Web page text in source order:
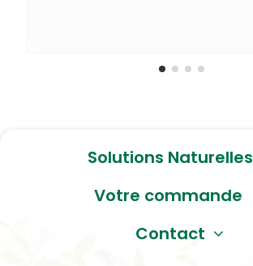
Solutions Naturelles
Votre commande
Contact